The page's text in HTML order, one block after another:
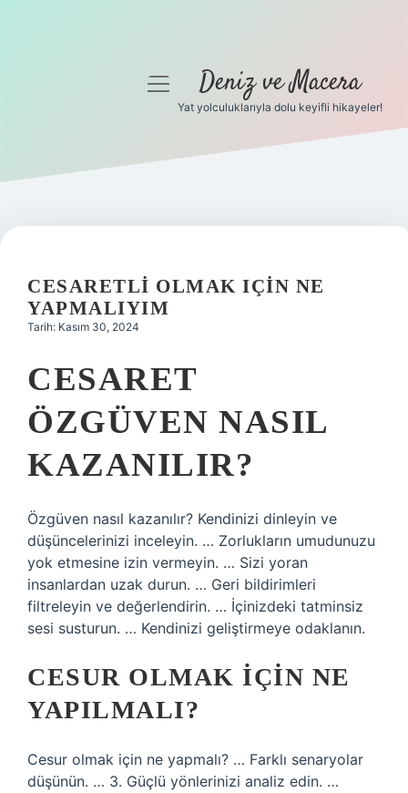
Gizlilik Politikası
Yasal Uyarı
menüyüDeniz ve Macera
Yat yolculuklarıyla dolu keyifli hikayeler!
CESARETLI OLMAK IÇIN NE
YAPMALIYIM
Tarih: Kasım 30, 2024
CESARET
ÖZGÜVEN NASIL
KAZANILIR?
Özgüven nasıl kazanılır? Kendinizi dinleyin ve
düşüncelerinizi inceleyin. … Zorlukların umudunuzu
yok etmesine izin vermeyin. … Sizi yoran
insanlardan uzak durun. … Geri bildirimleri
filtreleyin ve değerlendirin. … İçinizdeki tatminsiz
sesi susturun. … Kendinizi geliştirmeye odaklanın.
CESUR OLMAK IÇIN NE
YAPILMALI?
Cesur olmak için ne yapmalı? … Farklı senaryolar
düşünün. … 3. Güçlü yönlerinizi analiz edin. …